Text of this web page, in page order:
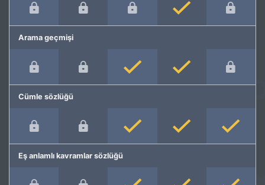
Arama geçmişi
Cümle sözlüğü
Eş anlamlı kavramlar sözlüğü